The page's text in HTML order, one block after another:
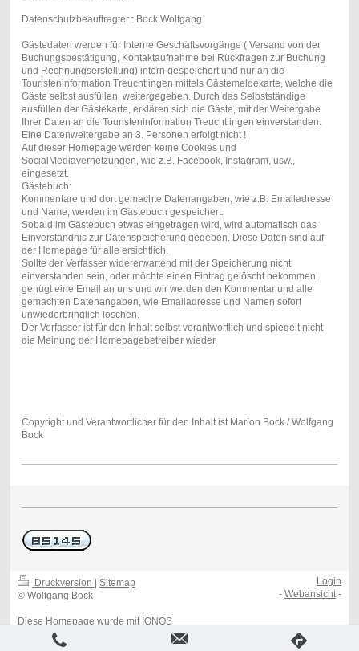
Datenschutzbeauftragter : Bock Wolfgang
Gästedaten werden für Interne Geschäftsvorgänge ( Versand von der
Buchungsbestätigung, Kontaktaufnahme bei Rückfragen zur Buchung
und Rechnungserstellung) intern gespeichert und nur an die
Touristeninformation Treuchtlingen mittels Gästemeldekarte, welche die
Gäste selbst ausfüllen, weitergegeben. Durch das Selbstständige
ausfüllen der Gästekarte, erklären sich die Gäste, mit der Weitergabe
Ihrer Daten an die Touristeninformation Treuchtlingen einverstanden.
Eine Datenweitergabe an 3. Personen erfolgt nicht !
Auf dieser Homepage werden keine Cookies und
SocialMediavernetzungen, wie z.B. Facebook, Instagram, usw.,
eingesetzt.
Gästebuch:
Kommentare und dort gemachte Datenangaben, wie z.B. Emailadresse
und Name, werden im Gästebuch gespeichert.
Sobald im Gästebuch etwas eingetragen wird, wird automatisch das
Einverständnis zur Datenspeicherung gegeben. Diese Daten sind auf
der Homepage für alle ersichtlich.
Sollte der Verfasser widererwartend mit der Speicherung nicht
einverstanden sein, oder möchte einen Eintrag gelöscht bekommen,
genügt eine Email an uns und wir werden den Kommentar und alle
gemachten Datenangaben, wie Emailadresse und Namen sofort
unwiederbringlich löschen.
Der Verfasser ist für den Inhalt selbst verantwortlich und spiegelt nicht
die Meinung der Homepagebetreiber wieder.
Copyright und Verantwortlicher für den Inhalt ist Marion Bock / Wolfgang
Bock
Druckversion | Sitemap
© Wolfgang Bock
Diese Homepage wurde mit IONOS
MyWebsite
Login
-Webansicht -